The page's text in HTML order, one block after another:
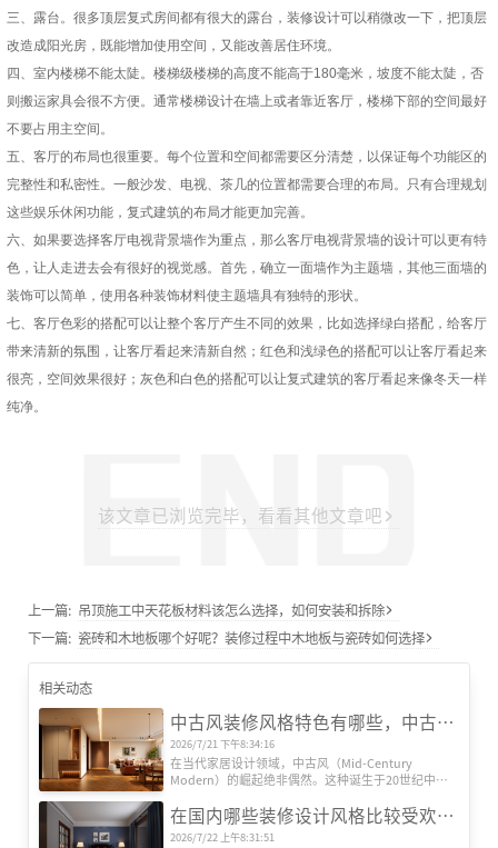
三、露台。很多顶层复式房间都有很大的露台，装修设计可以稍微改一下，把顶层
改造成阳光房，既能增加使用空间，又能改善居住环境。
四、室内楼梯不能太陡。楼梯级楼梯的高度不能高于180毫米，坡度不能太陡，否
则搬运家具会很不方便。通常楼梯设计在墙上或者靠近客厅，楼梯下部的空间最好
不要占用主空间。
五、客厅的布局也很重要。每个位置和空间都需要区分清楚，以保证每个功能区的
完整性和私密性。一般沙发、电视、茶几的位置都需要合理的布局。只有合理规划
这些娱乐休闲功能，复式建筑的布局才能更加完善。
六、如果要选择客厅电视背景墙作为重点，那么客厅电视背景墙的设计可以更有特
色，让人走进去会有很好的视觉感。首先，确立一面墙作为主题墙，其他三面墙的
装饰可以简单，使用各种装饰材料使主题墙具有独特的形状。
七、客厅色彩的搭配可以让整个客厅产生不同的效果，比如选择绿白搭配，给客厅
带来清新的氛围，让客厅看起来清新自然；红色和浅绿色的搭配可以让客厅看起来
很亮，空间效果很好；灰色和白色的搭配可以让复式建筑的客厅看起来像冬天一样
纯净。
该文章已浏览完毕，看看其他文章吧
上一篇: 吊顶施工中天花板材料该怎么选择，如何安装和拆除
下一篇: 瓷砖和木地板哪个好呢？装修过程中木地板与瓷砖如何选择
相关动态
中古风装修风格特色有哪些，中古风装修设计效果图
2026/7/21 下午8:34:16
在当代家居设计领域，中古风（Mid-Century
Modern）的崛起绝非偶然。这种诞生于20世纪中叶
全球范围内引发新一轮审美革命。其独特魅力源于对
在国内哪些装修设计风格比较受欢迎？
2026/7/22 上午8:31:51